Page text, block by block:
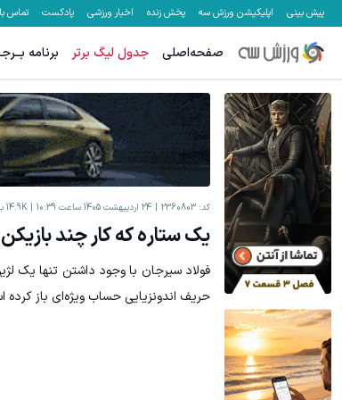
پیش بینی اپلیکیشن ورزش سه پخش زنده اخبار ورزشی پادکست تماس
صفحه‌اصلی جدول لیگ برتر برنامه
کد: 2360803 24 اردیبهشت 1405 ساعت 10:39 14.9K
یک ستاره که کار چند
فولاد سیرجان با وجود داشتن تنها یک
حریف اندونزیایی حساب ویژه‌ای باز